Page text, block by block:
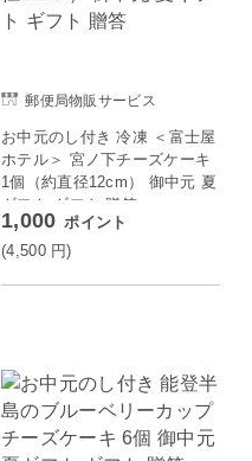
郵便局物販サービス
お中元のし付き 冷凍 ＜富士屋
ホテル＞ 宮ノ下チーズケーキ
1個（約直径12cm） 御中元 夏
ギフト ギフト 贈答
1,000 ポイント
(4,500 円)